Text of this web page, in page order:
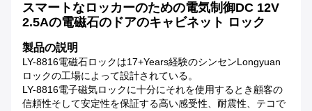
スマートなロッカーのための電気制御DC 12V
2.5Aの電磁石のドアのキャビネット ロック
製品の説明
LY-8816電磁石ロックは17+years経験のシンセンLongyuan
ロックの工場によって設計されている。
LY-8816電子磁気ロックに十分にそれを使用するとき顧客の
信頼性そして安定性を保証する高い感受性、耐震性、テコで